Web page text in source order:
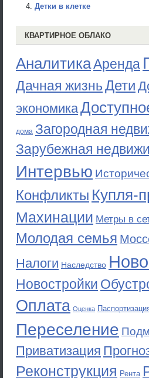
Детки в клетке
КВАРТИРНОЕ ОБЛАКО
АналитикаАренда
Дачная жизньДети
экономика
дома Загородная
Зарубежная
Интервью
Конфликты Купля-
Махинации Метры в
Молодая семья
Налоги Наследство
Новостройки
Оплата Оценка
Переселение
Приватизация
Реконструкция Рента